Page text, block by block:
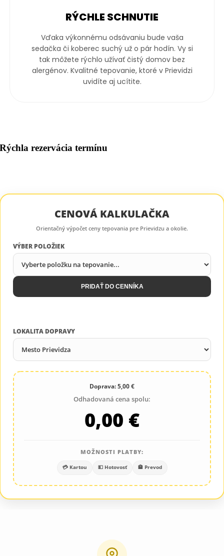
RÝCHLE SCHNUTIE
Vďaka výkonnému odsávaniu bude vaša
sedačka či koberec suchý už o pár hodín. Vy si
tak môžete rýchlo užívať čistý domov bez
alergénov. Kvalitné tepovanie, ktoré v Prievidzi
uvidíte aj ucítite.
Rýchla rezervácia termínu
CENOVÁ KALKULAČKA
Orientačný výpočet ceny tepovania pre Prievidzu a okolie.
VÝBER POLOŽIEK
PRIDAŤ DO CENNÍKA
LOKALITA DOPRAVY
Doprava: 5,00 €
Odhadovaná cena spolu:
0,00 €
MOŽNOSTI PLATBY:
💳 Kartou 💵 Hotovosť 🏦 Prevod